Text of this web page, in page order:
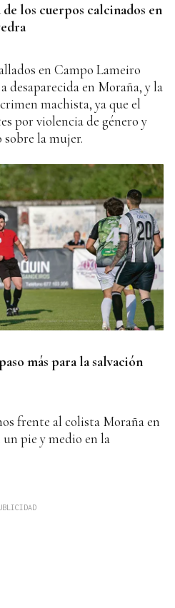
los cuerpos calcinados en
en Campo Lameiro
desaparecida en Moraña, y la
machista, ya que el
por violencia de género y
la mujer.
más para la salvación
frente al colista Moraña en
pie y medio en la